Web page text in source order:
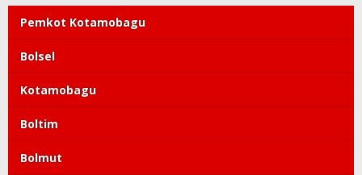
Pemkot Kotamobagu
Bolsel
Kotamobagu
Boltim
Bolmut